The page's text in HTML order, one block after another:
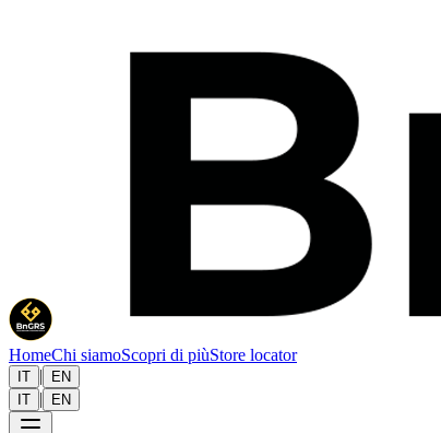
HomeChi siamoScopri di piùStore locator
IT |
EN
IT | EN